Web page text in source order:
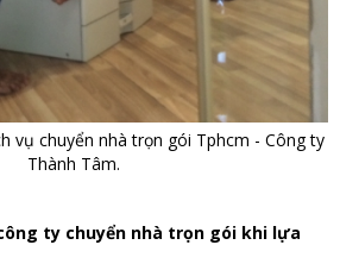
vụ chuyển nhà trọn gói Tphcm - Công ty
Thành Tâm.
ty chuyển nhà trọn gói khi lựa